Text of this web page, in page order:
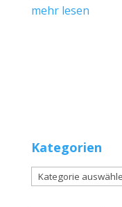
mehr lesen
Kategorien
Kategorien